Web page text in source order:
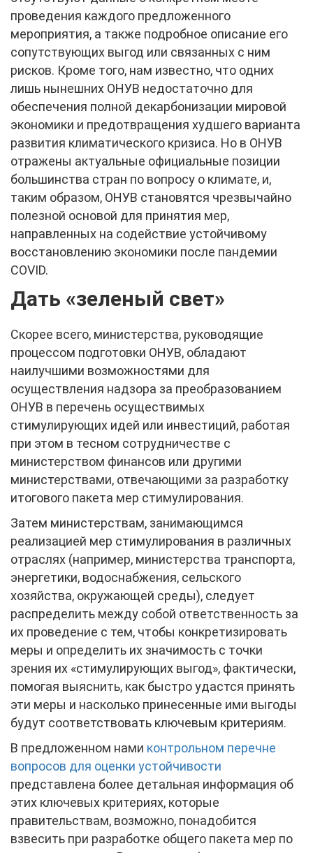
проведения каждого предложенного
мероприятия, а также подробное описание его
сопутствующих выгод или связанных с ним
рисков. Кроме того, нам известно, что одних
лишь нынешних ОНУВ недостаточно для
обеспечения полной декарбонизации мировой
экономики и предотвращения худшего варианта
развития климатического кризиса. Но в ОНУВ
отражены актуальные официальные позиции
большинства стран по вопросу о климате, и,
таким образом, ОНУВ становятся чрезвычайно
полезной основой для принятия мер,
направленных на содействие устойчивому
восстановлению экономики после пандемии
COVID.
Дать «зеленый свет»
Скорее всего, министерства, руководящие
процессом подготовки ОНУВ, обладают
наилучшими возможностями для
осуществления надзора за преобразованием
ОНУВ в перечень осуществимых
стимулирующих идей или инвестиций, работая
при этом в тесном сотрудничестве с
министерством финансов или другими
министерствами, отвечающими за разработку
итогового пакета мер стимулирования.
Затем министерствам, занимающимся
реализацией мер стимулирования в различных
отраслях (например, министерства транспорта,
энергетики, водоснабжения, сельского
хозяйства, окружающей среды), следует
распределить между собой ответственность за
их проведение с тем, чтобы конкретизировать
меры и определить их значимость с точки
зрения их «стимулирующих выгод», фактически,
помогая выяснить, как быстро удастся принять
эти меры и насколько принесенные ими выгоды
будут соответствовать ключевым критериям.
В предложенном нами контрольном перечне
вопросов для оценки устойчивости
представлена более детальная информация об
этих ключевых критериях, которые
правительствам, возможно, понадобится
взвесить при разработке общего пакета мер по